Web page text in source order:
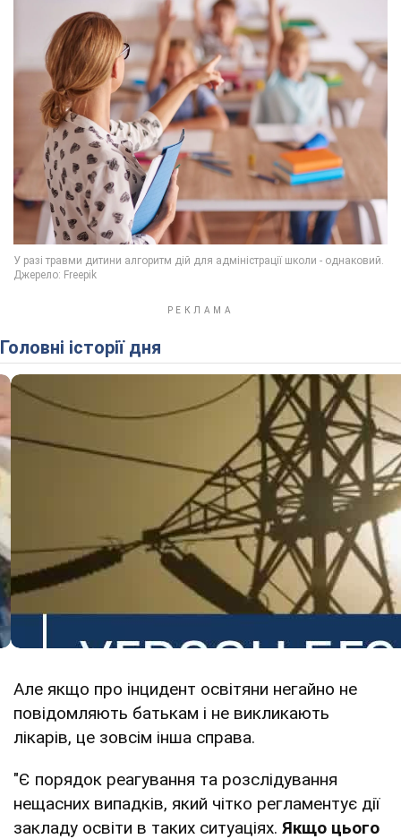
Головні історії дня
Але якщо про інцидент освітяни негайно не
повідомляють батькам і не викликають
лікарів, це зовсім інша справа.
"Є порядок реагування та розслідування
нещасних випадків, який чітко регламентує дії
закладу освіти в таких ситуаціях. Якщо цього